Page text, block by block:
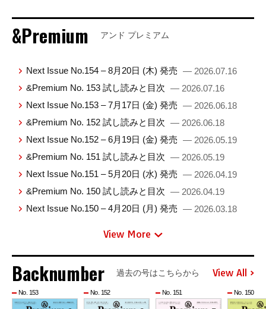
&Premium アンド プレミアム
Next Issue No.154 – 8月20日 (木) 発売 — 2026.07.16
&Premium No. 153 試し読みと目次 — 2026.07.16
Next Issue No.153 – 7月17日 (金) 発売 — 2026.06.18
&Premium No. 152 試し読みと目次 — 2026.06.18
Next Issue No.152 – 6月19日 (金) 発売 — 2026.05.19
&Premium No. 151 試し読みと目次 — 2026.05.19
Next Issue No.151 – 5月20日 (水) 発売 — 2026.04.19
&Premium No. 150 試し読みと目次 — 2026.04.19
Next Issue No.150 – 4月20日 (月) 発売 — 2026.03.18
View More
Backnumber 過去の号はこちらから View All
No. 153 No. 152 No. 151 No. 150